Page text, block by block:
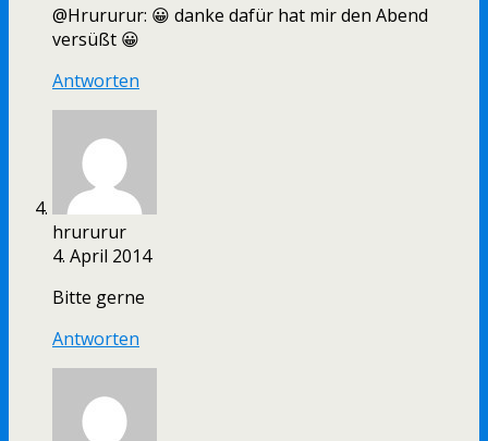
@Hrururur: 😀 danke dafür hat mir den Abend
versüßt 😀
Antworten
hrururur
4. April 2014
Bitte gerne
Antworten